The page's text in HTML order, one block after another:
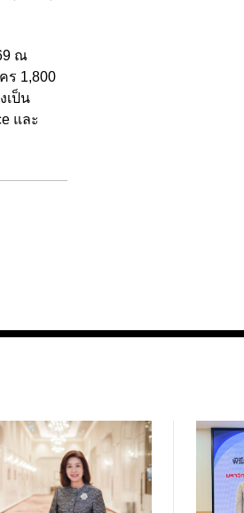
ณ
ร 1,800
เป็น
และ